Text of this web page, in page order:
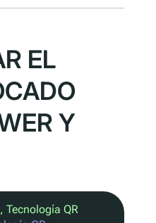
EL
Y
, Tecnología QR